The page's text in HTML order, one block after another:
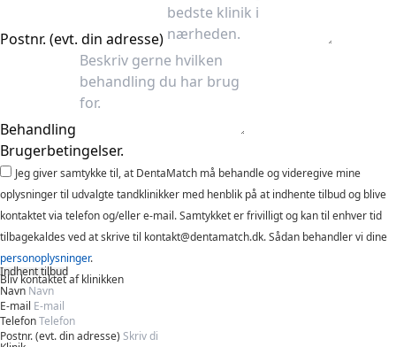
Postnr. (evt. din adresse)
Behandling
Brugerbetingelser.
Jeg giver samtykke til, at DentaMatch må behandle og videregive mine
oplysninger til udvalgte tandklinikker med henblik på at indhente tilbud og blive
kontaktet via telefon og/eller e-mail. Samtykket er frivilligt og kan til enhver tid
tilbagekaldes ved at skrive til kontakt@dentamatch.dk. Sådan behandler vi dine
personoplysninger.
Indhent tilbud
Bliv kontaktet af klinikken
Navn
E-mail
Telefon
Postnr. (evt. din adresse)